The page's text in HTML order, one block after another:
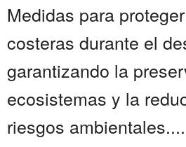
Medidas para
costeras durante el
garantizando la
ecosistemas y la
riesgos ambientales....